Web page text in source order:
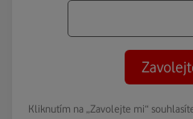
Kliknutím na „Zavolejte mi“